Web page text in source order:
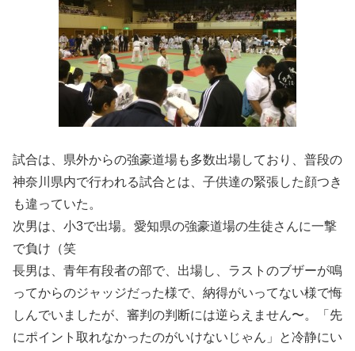
試合は、県外からの強豪道場も多数出場しており、普段の
神奈川県内で行われる試合とは、子供達の緊張した顔つき
も違っていた。
次男は、小3で出場。愛知県の強豪道場の生徒さんに一撃
で負け（笑
長男は、青年有段者の部で、出場し、ラストのブザーが鳴
ってからのジャッジだった様で、納得がいってない様で悔
しんでいましたが、審判の判断には逆らえません〜。「先
にポイント取れなかったのがいけないじゃん」と冷静にい